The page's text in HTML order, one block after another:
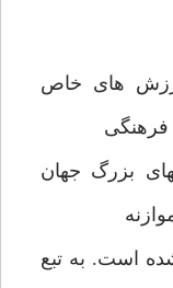
های خاص
فرهنگی
بزرگ جهان
است. به تبع